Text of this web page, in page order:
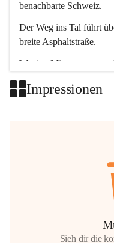
benachbarte Schweiz.
Der Weg ins Tal führt
breite Asphaltstraße.
Wenige Minuten nur,
Impressionen
Sieh dir die